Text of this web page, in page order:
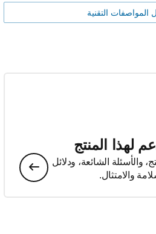
التقنية
لهذا المنتج
والأسئلة الشائعة، ودلائل
والامتثال.